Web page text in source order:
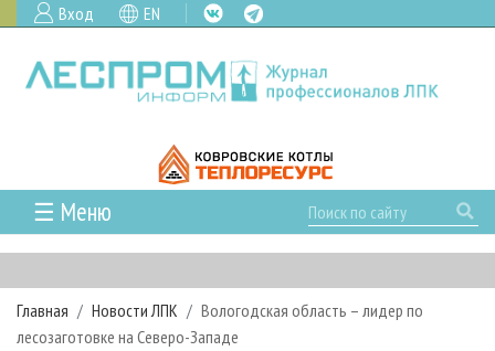
Вход EN
☰ Меню
ГЛАВНАЯ
РУБРИКИ И ТЕМЫ
РУБРИКИ ЖУРНАЛА
НОВОСТИ
Главная Новости ЛПК
Вологодская область – лидер по
лесозаготовке на Северо-Западе